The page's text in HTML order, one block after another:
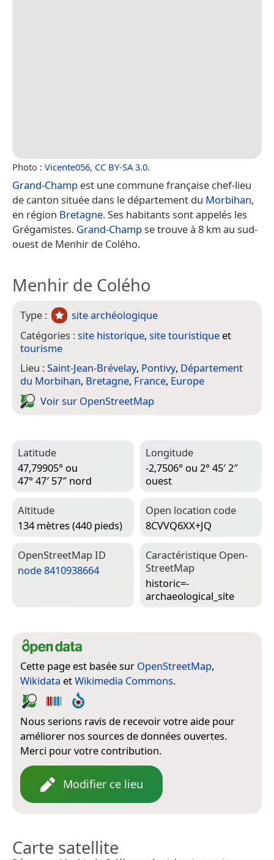
Photo : Vicente056, CC BY-SA 3.0.
Grand-Champ est une commune française chef-lieu
de canton située dans le département du Morbihan,
en région Bretagne. Ses habitants sont appelés les
Grégamistes. Grand-Champse trouve à 8 km au sud-
ouest de Menhir de Colého.
Menhir de Colého
Type :
site archéologique
Catégories :site historique, site touristique et
tourisme
Lieu :Saint-Jean-Brévelay, Pontivy, Département
du Morbihan, Bretagne, France, Europe
Voir sur Open­Street­Map
Latitude
47,79905° ou
47° 47′ 57″ nord
Longitude
-2,7506° ou 2° 45′ 2″
ouest
Altitude
134 mètres (440 pieds)
Open location code
8CVVQ6XX+JQ
Open­Street­Map ID
node 8410938664
Caractéristique Open­
Street­Map
historic=­
archaeological_site
Cette page est basée sur OpenStreetMap,
Wikidata etWikimedia Commons.
Nous serions ravis de recevoir votre aide pour
améliorer nos sources de données ouvertes.
Merci pour votre contribution.
Modifier ce lieu
Carte satellite